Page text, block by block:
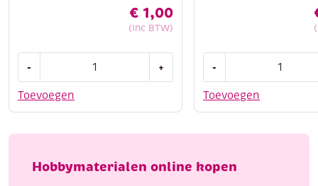
€ 1,00
(Inc BTW)
Toevoegen
-
gemengd
5
+
Toevoegen
-
10
aantal
Hobbymaterialen online kopen